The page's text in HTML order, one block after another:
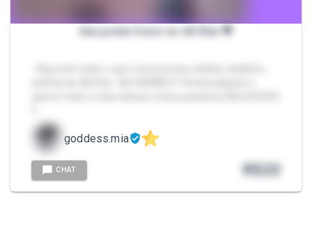
Seu ponto fraco no All Star 💖
goddess.mia
CHAT R$22